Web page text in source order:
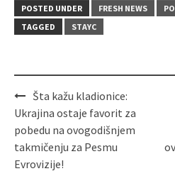
POSTED UNDER FRESH NEWS
TAGGED
STAYC
Šta kažu kladionice:
Ukrajina ostaje favorit za
pobedu na ovogodišnjem
takmičenju za Pesmu
Evrovizije!